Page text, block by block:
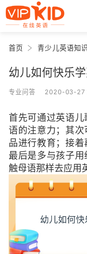
首页 青少儿英语知识
幼儿如何快乐
专业问答 2020-03-27
首先可通过英语
语的注意力；其
品进行教育；接着
最后是多与孩子
触母语那样去应用